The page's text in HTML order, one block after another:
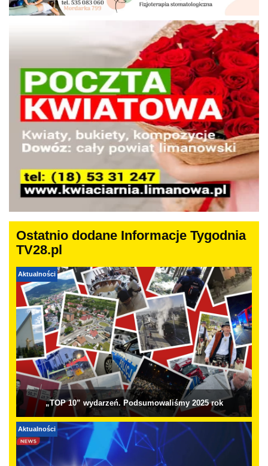
Ostatnio dodane Informacje Tygodnia
TV28.pl
Aktualności
„TOP 10” wydarzeń. Podsumowaliśmy 2025 rok
Aktualności